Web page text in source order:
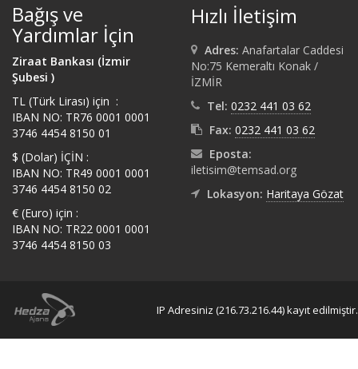
Bağış ve
Yardımlar İçin
Ziraat Bankası (İzmir
Şubesi )
TL (Türk Lirası) için :
IBAN NO: TR76 0001 0001
3746 4454 8150 01
$ (Dolar) İÇİN :
IBAN NO: TR49 0001 0001
3746 4454 8150 02
€ (Euro) için :
IBAN NO: TR22 0001 0001
3746 4454 8150 03
Hızlı İletişim
Adres: Anafartalar Caddesi
No:75 Kemeraltı Konak /
İZMİR
Tel: 0232 441 03 62
Fax: 0232 441 03 62
Eposta:
iletisim@temsad.org
Lokasyon: Haritaya Gözat
IP Adresiniz (216.73.216.44) kayıt edilmiştir.